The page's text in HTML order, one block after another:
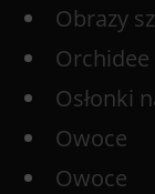
Obrazy
Orchidee
Osłonki
Owoce
Owoce